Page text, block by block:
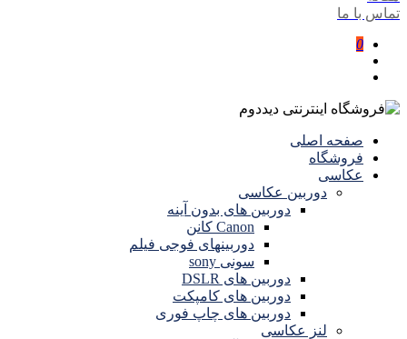
تماس با ما
0
صفحه اصلی
فروشگاه
عکاسی
دوربین عکاسی
دوربین های بدون آینه
Canon کانن
دوربینهای فوجی فیلم
سونی sony
دوربین های DSLR
دوربین های کامپکت
دوربین های چاپ فوری
لنز عکاسی